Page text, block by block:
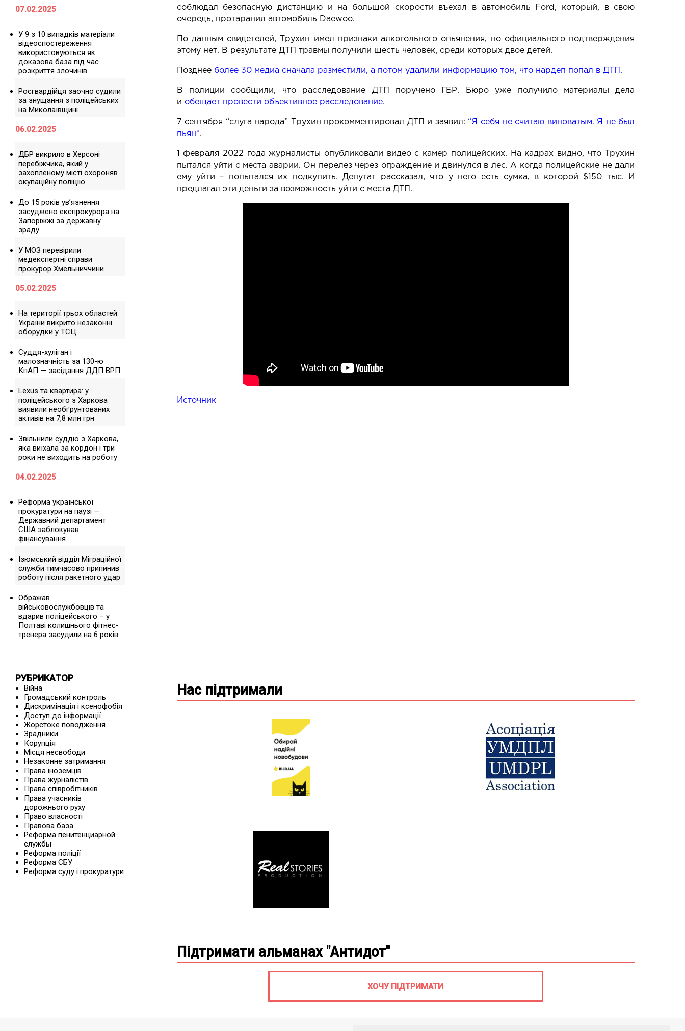
07.02.2025
У 9 з 10 випадків матеріали
відеоспостереження
використовуються як
доказова база під час
розкриття злочинів
Росгвардійця заочно судили
за знущання з поліцейських
на Миколаївщині
06.02.2025
ДБР викрило в Херсоні
перебіжчика, який у
захопленому місті охороняв
окупаційну поліцію
До 15 років ув’язнення
засуджено експрокурора на
Запоріжжі за державну
зраду
У МОЗ перевірили
медекспертні справи
прокурор Хмельниччини
05.02.2025
На території трьох областей
України викрито незаконні
оборудки у ТСЦ
Суддя-хуліган і
малозначність за 130-ю
КпАП — засідання ДДП ВРП
Lexus та квартира: у
поліцейського з Харкова
виявили необґрунтованих
активів на 7,8 млн грн
Звільнили суддю з Харкова,
яка виїхала за кордон і три
роки не виходить на роботу
04.02.2025
Реформа української
прокуратури на паузі —
Державний департамент
США заблокував
фінансування
Ізюмський відділ Міграційної
служби тимчасово припинив
роботу після ракетного удар
Ображав
військовослужбовців та
вдарив поліцейського – у
Полтаві колишнього фітнес-
тренера засудили на 6 років
РУБРИКАТОР
Війна
Громадський контроль
Дискримінація і ксенофобія
Доступ до інформації
Жорстоке поводження
Зрадники
Корупція
Місця несвободи
Незаконне затримання
Права іноземців
Права журналістів
Права співробітників
Права учасників
дорожнього руху
Право власності
Правова база
Реформа пенитенциарной
службы
Реформа поліції
Реформа СБУ
Реформа суду і прокуратури
соблюдал безопасную дистанцию и на большой скорости въехал в автомобиль Ford, который, в свою
очередь, протаранил автомобиль Daewoo.
По данным свидетелей, Трухин имел признаки алкогольного опьянения, но официального подтверждения
этому нет. В результате ДТП травмы получили шесть человек, среди которых двое детей.
Позднее более 30 медиа сначала разместили, а потом удалили информацию том, что нардеп попал в ДТП .
В полиции сообщили, что расследование ДТП поручено ГБР. Бюро уже получило материалы дела
и обещает провести объективное расследование.
7 сентября “слуга народа” Трухин прокомментировал ДТП и заявил: “Я себя не считаю виноватым. Я не был
пьян“.
1 февраля 2022 года журналисты опубликовали видео с камер полицейских. На кадрах видно, что Трухин
пытался уйти с места аварии. Он перелез через ограждение и двинулся в лес. А когда полицейские не дали
ему уйти – попытался их подкупить. Депутат рассказал, что у него есть сумка, в которой $150 тыс. И
предлагал эти деньги за возможность уйти с места ДТП.
Источник
Нас підтримали
Підтримати альманах "Антидот"
ХОЧУ ПІДТРИМАТИ